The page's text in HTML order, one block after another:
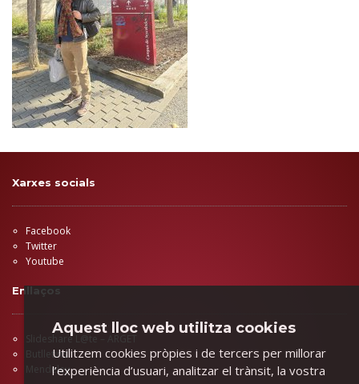
Xarxes socials
Facebook
Twitter
Youtube
Enllaços
Slideshare L@te – ARGET
Butlletins
Mendeley
Aquest lloc web utilitza cookies
Utilitzem cookies pròpies i de tercers per millorar
l’experiència d’usuari, analitzar el trànsit, la vostra